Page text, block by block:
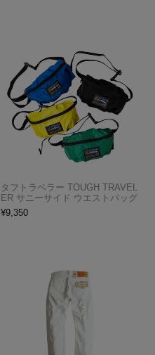
タフトラベラー TOUGH TRAVEL
ER サニーサイド ウエストバッグ
¥9,350